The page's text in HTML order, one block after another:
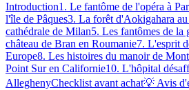
Introduction1. Le fantôme de l'opéra à
l'île de Pâques3. La forêt d'Aokigahara au
cathédrale de Milan5. Les fantômes de la
château de Bran en Roumanie7. L'esprit
Europe8. Les histoires du manoir de
Point Sur en Californie10. L'hôpital
AlleghenyChecklist avant achat💡 Avis